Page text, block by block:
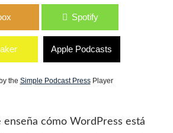
la fórmula definitiva
el editor
Spotify
Apple Podcasts
the Simple Podcast PressPlayer
enseña cómo WordPress está